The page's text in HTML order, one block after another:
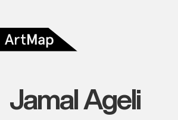
Jamal Ageli